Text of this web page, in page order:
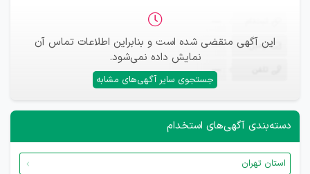
این آگهی منقضی شده است و بنابراین اطلاعات تماس آن
نمایش داده نمی‌شود.
جستجوی سایر آگهی‌های مشابه
ایمیل —
—
دسته‌بندی آگهی‌های استخدام
استان تهران